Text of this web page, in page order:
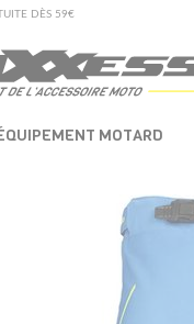
DÈS 59€
MOTARD